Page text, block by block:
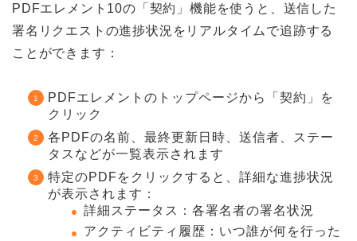
PDFエレメント10の「契約」機能を使うと、送信した
署名リクエストの進捗状況をリアルタイムで追跡する
ことができます：
PDFエレメントのトップページから「契約」を
クリック
各PDFの名前、最終更新日時、送信者、ステー
タスなどが一覧表示されます
特定のPDFをクリックすると、詳細な進捗状況
が表示されます：
詳細ステータス：各署名者の署名状況
アクティビティ履歴：いつ誰が何を行った